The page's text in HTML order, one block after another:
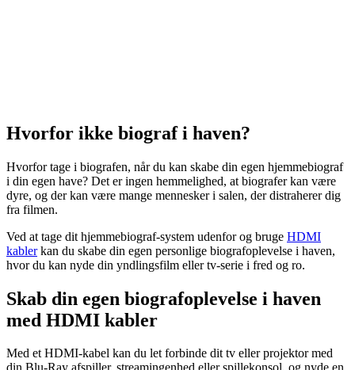
Hvorfor ikke biograf i haven?
Hvorfor tage i biografen, når du kan skabe din egen hjemmebiograf
i din egen have? Det er ingen hemmelighed, at biografer kan være
dyre, og der kan være mange mennesker i salen, der distraherer dig
fra filmen.
Ved at tage dit hjemmebiograf-system udenfor og bruge HDMI
kablerkan du skabe din egen personlige biografoplevelse i haven,
hvor du kan nyde din yndlingsfilm eller tv-serie i fred og ro.
Skab din egen biografoplevelse i haven
med HDMI kabler
Med et HDMI-kabel kan du let forbinde dit tv eller projektor med